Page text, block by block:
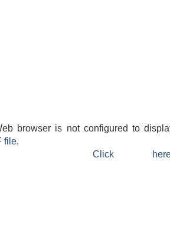
browser is not configured to
file.
Click